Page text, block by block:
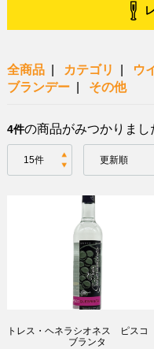
全商品 カテゴリ
ウ
ブランデー
その他
4件の商品がみつかりまし
トレス・ヘネラシオネス ピス
ブランタ